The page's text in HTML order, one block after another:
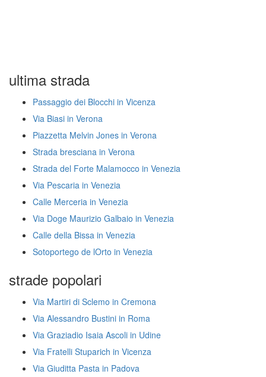
ultima strada
Passaggio dei Blocchi in Vicenza
Via Biasi in Verona
Piazzetta Melvin Jones in Verona
Strada bresciana in Verona
Strada del Forte Malamocco in Venezia
Via Pescaria in Venezia
Calle Merceria in Venezia
Via Doge Maurizio Galbaio in Venezia
Calle della Bissa in Venezia
Sotoportego de lOrto in Venezia
strade popolari
Via Martiri di Sclemo in Cremona
Via Alessandro Bustini in Roma
Via Graziadio Isaia Ascoli in Udine
Via Fratelli Stuparich in Vicenza
Via Giuditta Pasta in Padova